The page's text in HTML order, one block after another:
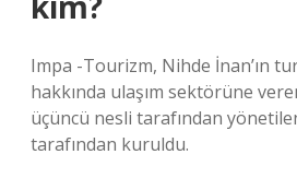
Impa -Tourizm, Nihde İnan’ın
hakkında ulaşım sektörüne
üçüncü nesli tarafından
tarafından kuruldu.